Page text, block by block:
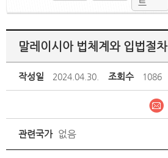
트
말레이시아 법체계와 입법절차
작성일 2024.04.30. 조회수 1086
관련국가 없음